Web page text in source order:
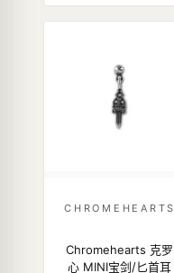
CHROMEHEARTS
Chromehearts 克罗
心 MINI宝剑/匕首耳